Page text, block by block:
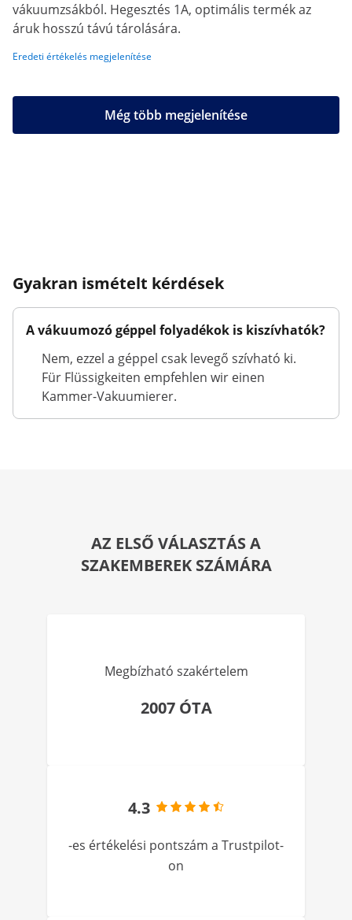
vákuumzsákból. Hegesztés 1A, optimális termék az
áruk hosszú távú tárolására.
Eredeti értékelés megjelenítése
Még több megjelenítése
Gyakran ismételt kérdések
A vákuumozó géppel folyadékok is kiszívhatók?
Nem, ezzel a géppel csak levegő szívható ki.
Für Flüssigkeiten empfehlen wir einen
Kammer-Vakuumierer.
AZ ELSŐ VÁLASZTÁS A
SZAKEMBEREK SZÁMÁRA
Megbízható szakértelem
2007 ÓTA
4.3
-es értékelési pontszám a Trustpilot-
on